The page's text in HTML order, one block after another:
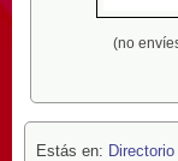
(no
Estás en: